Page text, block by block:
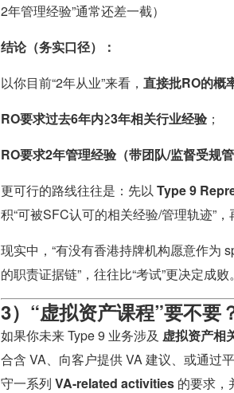
2年管理经验”通常还差一截）
结论（务实口径）：
以你目前“2年从业”来看， 直接批RO的概
RO要求过去6年内≥3年相关行业经验 ；
RO要求2年管理经验（带团队/监督受规
更可行的路线往往是：先以 Type 9
积“可被SFC认可的相关经验/管理轨迹”
现实中，“有没有香港持牌机构愿意作为
的职责证据链”，往往比“考试”更决定成败
3）“虚拟资产课程”要不
如果你未来 Type 9 业务涉及 虚拟资产相
合含 VA、向客户提供 VA 建议、或通过
守一系列 VA-related activities 的要求，